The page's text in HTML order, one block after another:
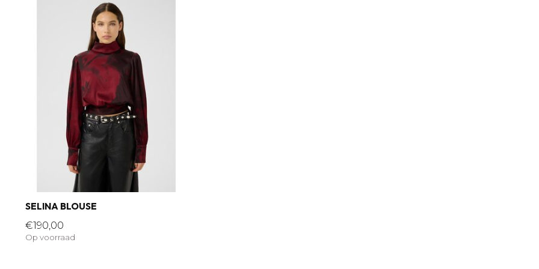
SELINA BLOUSE
€190,00
Op voorraad